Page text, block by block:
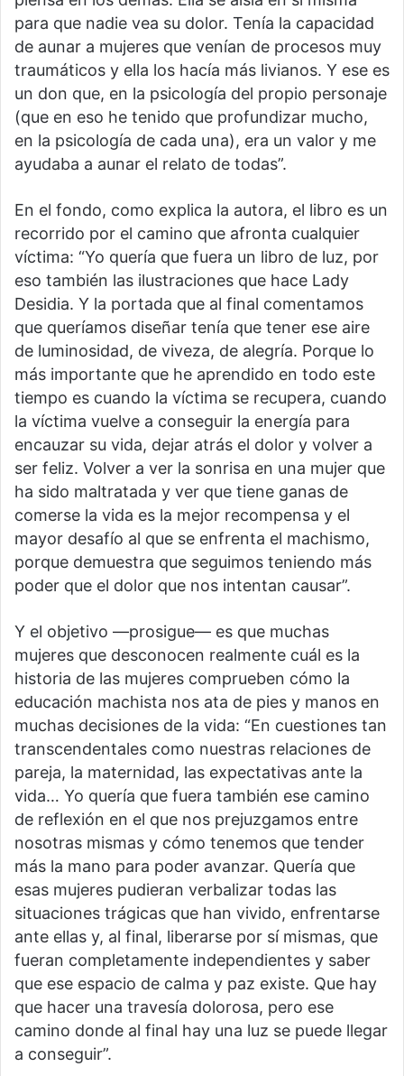
para que nadie vea su dolor. Tenía la capacidad
de aunar a mujeres que venían de procesos muy
traumáticos y ella los hacía más livianos. Y ese es
un don que, en la psicología del propio personaje
(que en eso he tenido que profundizar mucho,
en la psicología de cada una), era un valor y me
ayudaba a aunar el relato de todas”.
En el fondo, como explica la autora, el libro es un
recorrido por el camino que afronta cualquier
víctima: “Yo quería que fuera un libro de luz, por
eso también las ilustraciones que hace Lady
Desidia. Y la portada que al final comentamos
que queríamos diseñar tenía que tener ese aire
de luminosidad, de viveza, de alegría. Porque lo
más importante que he aprendido en todo este
tiempo es cuando la víctima se recupera, cuando
la víctima vuelve a conseguir la energía para
encauzar su vida, dejar atrás el dolor y volver a
ser feliz. Volver a ver la sonrisa en una mujer que
ha sido maltratada y ver que tiene ganas de
comerse la vida es la mejor recompensa y el
mayor desafío al que se enfrenta el machismo,
porque demuestra que seguimos teniendo más
poder que el dolor que nos intentan causar”.
Y el objetivo —prosigue— es que muchas
mujeres que desconocen realmente cuál es la
historia de las mujeres comprueben cómo la
educación machista nos ata de pies y manos en
muchas decisiones de la vida: “En cuestiones tan
transcendentales como nuestras relaciones de
pareja, la maternidad, las expectativas ante la
vida… Yo quería que fuera también ese camino
de reflexión en el que nos prejuzgamos entre
nosotras mismas y cómo tenemos que tender
más la mano para poder avanzar. Quería que
esas mujeres pudieran verbalizar todas las
situaciones trágicas que han vivido, enfrentarse
ante ellas y, al final, liberarse por sí mismas, que
fueran completamente independientes y saber
que ese espacio de calma y paz existe. Que hay
que hacer una travesía dolorosa, pero ese
camino donde al final hay una luz se puede llegar
a conseguir”.